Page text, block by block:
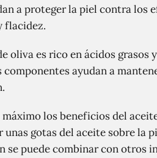
a proteger la piel contra los
flacidez.
oliva es rico en ácidos
ayudan a
máximo los beneficios del
gotas del aceite sobre la
se puede combinar con otros